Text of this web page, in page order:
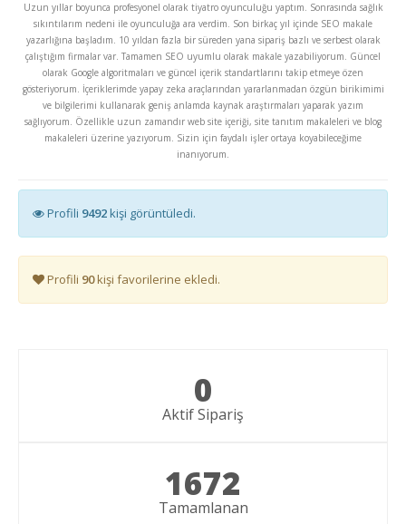
Uzun yıllar boyunca profesyonel olarak tiyatro oyunculuğu yaptım. Sonrasında sağlık
sıkıntılarım nedeni ile oyunculuğa ara verdim. Son birkaç yıl içinde SEO makale
yazarlığına başladım. 10 yıldan fazla bir süreden yana sipariş bazlı ve serbest olarak
çalıştığım firmalar var. Tamamen SEO uyumlu olarak makale yazabiliyorum. Güncel
olarak Google algoritmaları ve güncel içerik standartlarını takip etmeye özen
gösteriyorum. İçeriklerimde yapay zeka araçlarından yararlanmadan özgün birikimimi
ve bilgilerimi kullanarak geniş anlamda kaynak araştırmaları yaparak yazım
sağlıyorum. Özellikle uzun zamandır web site içeriği, site tanıtım makaleleri ve blog
makaleleri üzerine yazıyorum. Sizin için faydalı işler ortaya koyabileceğime
inanıyorum.
Profili 9492kişi görüntüledi.
Profili 90kişi favorilerine ekledi.
0
Aktif Sipariş
1672
Tamamlanan